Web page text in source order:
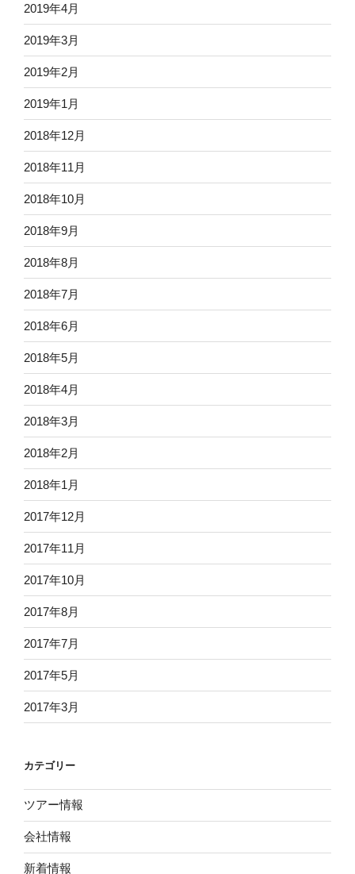
2019年4月
2019年3月
2019年2月
2019年1月
2018年12月
2018年11月
2018年10月
2018年9月
2018年8月
2018年7月
2018年6月
2018年5月
2018年4月
2018年3月
2018年2月
2018年1月
2017年12月
2017年11月
2017年10月
2017年8月
2017年7月
2017年5月
2017年3月
カテゴリー
ツアー情報
会社情報
新着情報